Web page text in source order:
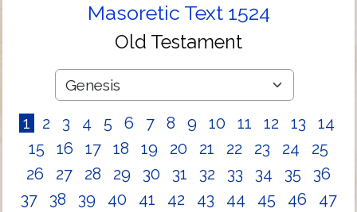
Masoretic Text 1524
Old Testament
1 2 3 4 5 6 7 8 9 10 11 12 13
14
15
16 17 18 19 20 21 22 23 24
25
26
27 28 29 30 31 32 33 34 35
36
37
38 39 40 41 42 43 44 45 46
47